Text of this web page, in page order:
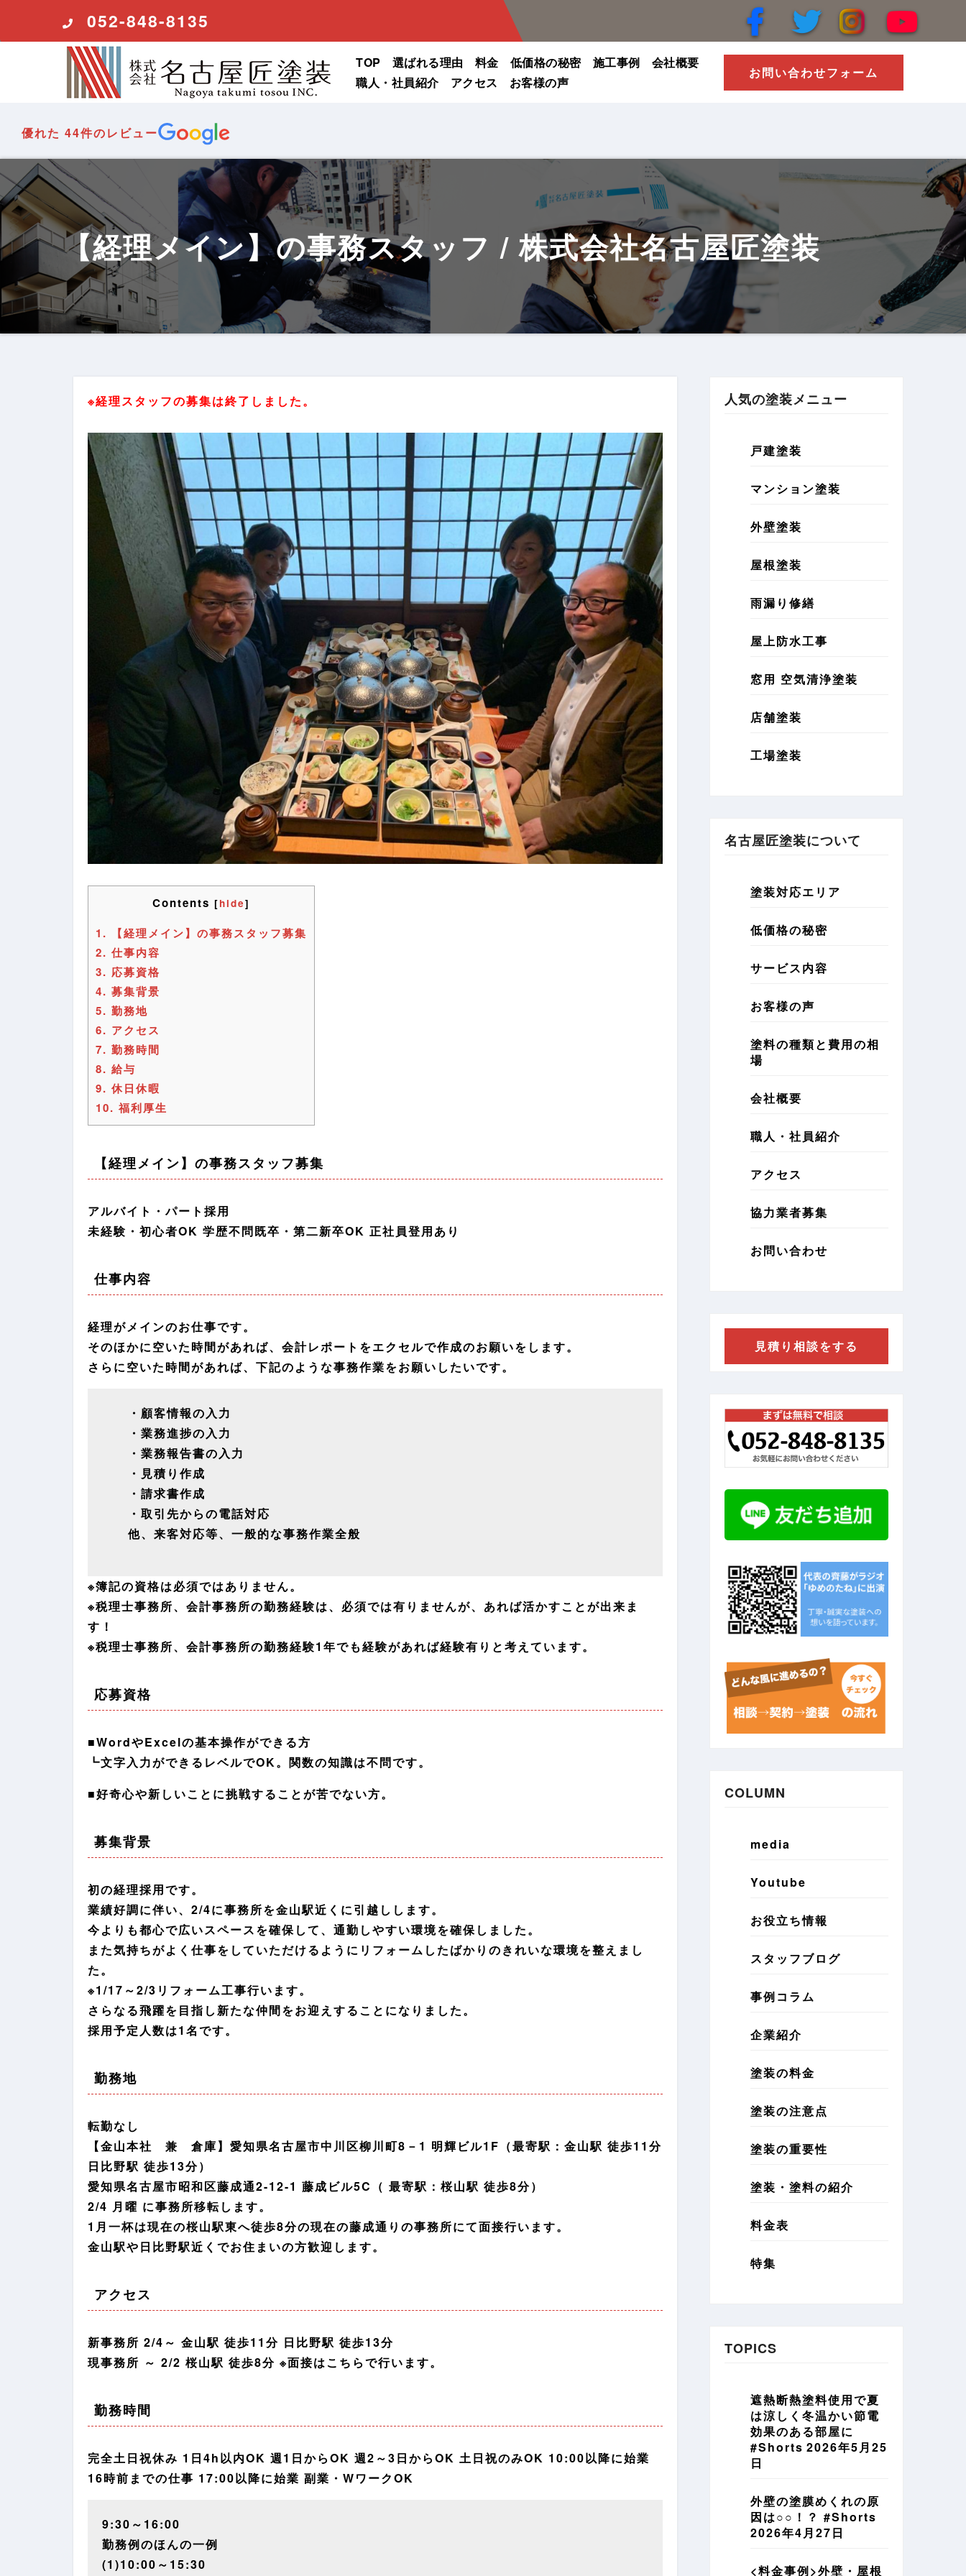
ッ
プ
052-848-8135
TOP 選ばれる理由 料金 低価格の秘密 施工事例
会社概要
職人・社員紹介
アクセス お客様の声
お問い合わせフォーム
優れた 44件のレビュー
【経理メイン】の事務スタッフ / 株式会社名古屋匠塗装
※経理スタッフの募集は終了しました。
Contents [hide]
1. 【経理メイン】の事務スタッフ募集
2. 仕事内容
3. 応募資格
4. 募集背景
5. 勤務地
6. アクセス
7. 勤務時間
8. 給与
9. 休日休暇
10. 福利厚生
【経理メイン】の事務スタッフ募集
アルバイト・パート採用
未経験・初心者OK 学歴不問既卒・第二新卒OK 正社員登用あり
仕事内容
経理がメインのお仕事です。
そのほかに空いた時間があれば、会計レポートをエクセルで作成のお願いをします。
さらに空いた時間があれば、下記のような事務作業をお願いしたいです。
・顧客情報の入力
・業務進捗の入力
・業務報告書の入力
・見積り作成
・請求書作成
・取引先からの電話対応
他、来客対応等、一般的な事務作業全般
※簿記の資格は必須ではありません。
※税理士事務所、会計事務所の勤務経験は、必須では有りませんが、あれば活かすことが出来ま
す！
※税理士事務所、会計事務所の勤務経験1年でも経験があれば経験有りと考えています。
応募資格
■WordやExcelの基本操作ができる方
┗文字入力ができるレベルでOK。関数の知識は不問です。
■好奇心や新しいことに挑戦することが苦でない方。
募集背景
初の経理採用です。
業績好調に伴い、2/4に事務所を金山駅近くに引越しします。
今よりも都心で広いスペースを確保して、通勤しやすい環境を確保しました。
また気持ちがよく仕事をしていただけるようにリフォームしたばかりのきれいな環境を整えまし
た。
※1/17～2/3リフォーム工事行います。
さらなる飛躍を目指し新たな仲間をお迎えすることになりました。
採用予定人数は1名です。
勤務地
転勤なし
【金山本社 兼 倉庫】愛知県名古屋市中川区柳川町8－1 明輝ビル1F（最寄駅：金山駅 徒歩11分
日比野駅 徒歩13分）
愛知県名古屋市昭和区藤成通2-12-1 藤成ビル5C（ 最寄駅：桜山駅 徒歩8分）
2/4 月曜 に事務所移転します。
1月一杯は現在の桜山駅東へ徒歩8分の現在の藤成通りの事務所にて面接行います。
金山駅や日比野駅近くでお住まいの方歓迎します。
アクセス
新事務所 2/4～ 金山駅 徒歩11分 日比野駅 徒歩13分
現事務所 ～ 2/2 桜山駅 徒歩8分 ※面接はこちらで行います。
勤務時間
完全土日祝休み 1日4h以内OK 週1日からOK 週2～3日からOK 土日祝のみOK 10:00以降に始業
16時前までの仕事 17:00以降に始業 副業・WワークOK
9:30～16:00
勤務例のほんの一例
(1)10:00～15:30
人気の塗装メニュー
戸建塗装
マンション塗装
外壁塗装
屋根塗装
雨漏り修繕
屋上防水工事
窓用 空気清浄塗装
店舗塗装
工場塗装
名古屋匠塗装について
塗装対応エリア
低価格の秘密
サービス内容
お客様の声
塗料の種類と費用の相
場
会社概要
職人・社員紹介
アクセス
協力業者募集
お問い合わせ
見積り相談をする
COLUMN
media
Youtube
お役立ち情報
スタッフブログ
事例コラム
企業紹介
塗装の料金
塗装の注意点
塗装の重要性
塗装・塗料の紹介
料金表
特集
TOPICS
遮熱断熱塗料使用で夏
は涼しく冬温かい節電
効果のある部屋に
#Shorts 2026年5月25
日
外壁の塗膜めくれの原
因は○○！？ #Shorts
2026年4月27日
<料金事例>外壁・屋根